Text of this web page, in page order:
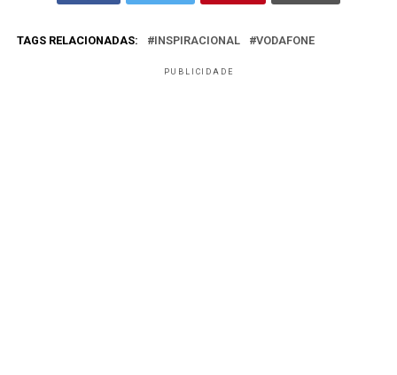
TAGS RELACIONADAS: INSPIRACIONAL VODAFONE
PUBLICIDADE